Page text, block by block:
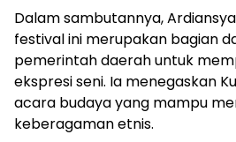
Dalam sambutannya,
festival ini merupakan bagian
pemerintah daerah untuk
ekspresi seni. Ia menegaskan
acara budaya yang mampu
keberagaman etnis.